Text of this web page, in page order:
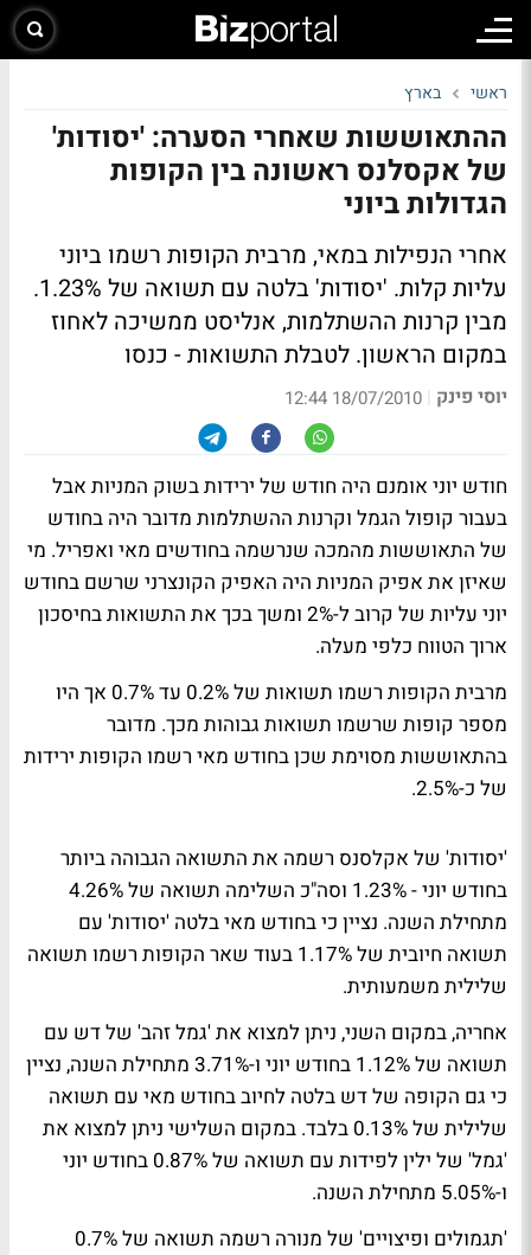
ראשי בארץ
ההתאוששות שאחרי הסערה: 'יסודות'
של אקסלנס ראשונה בין הקופות
הגדולות ביוני
אחרי הנפילות במאי, מרבית הקופות רשמו ביוני
עליות קלות. 'יסודות' בלטה עם תשואה של 1.23%.
מבין קרנות ההשתלמות, אנליסט ממשיכה לאחוז
במקום הראשון. לטבלת התשואות - כנסו
יוסי פינק |
18/07/2010 12:44
חודש יוני אומנם היה חודש של ירידות בשוק המניות אבל
בעבור קופול הגמל וקרנות ההשתלמות מדובר היה בחודש
של התאוששות מהמכה שנרשמה בחודשים מאי ואפריל. מי
שאיזן את אפיק המניות היה האפיק הקונצרני שרשם בחודש
יוני עליות של קרוב ל-2% ומשך בכך את התשואות בחיסכון
ארוך הטווח כלפי מעלה.
מרבית הקופות רשמו תשואות של 0.2% עד 0.7% אך היו
מספר קופות שרשמו תשואות גבוהות מכך. מדובר
בהתאוששות מסוימת שכן בחודש מאי רשמו הקופות ירידות
של כ-2.5%.
'יסודות' של אקלסנס רשמה את התשואה הגבוהה ביותר
בחודש יוני - 1.23% וסה"כ השלימה תשואה של 4.26%
מתחילת השנה. נציין כי בחודש מאי בלטה 'יסודות' עם
תשואה חיובית של 1.17% בעוד שאר הקופות רשמו תשואה
שלילית משמעותית.
אחריה, במקום השני, ניתן למצוא את 'גמל זהב' של דש עם
תשואה של 1.12% בחודש יוני ו-3.71% מתחילת השנה, נציין
כי גם הקופה של דש בלטה לחיוב בחודש מאי עם תשואה
שלילית של 0.13% בלבד. במקום השלישי ניתן למצוא את
'גמל' של ילין לפידות עם תשואה של 0.87% בחודש יוני
ו-5.05% מתחילת השנה.
'תגמולים ופיצויים' של מנורה רשמה תשואה של 0.7%